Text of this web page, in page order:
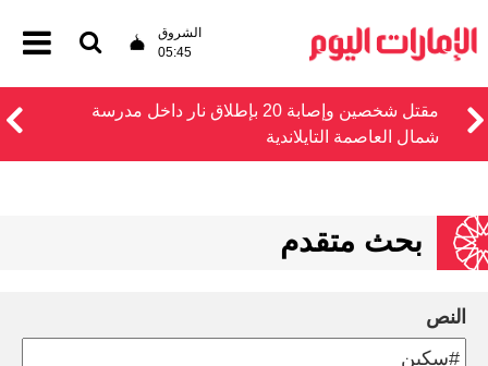
الشروق
05:45
مقتل شخصين وإصابة 20 بإطلاق نار داخل مدرسة
شمال العاصمة التايلاندية
بحث متقدم
النص